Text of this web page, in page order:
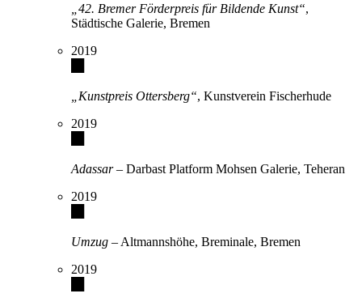
„42. Bremer Förderpreis für Bildende Kunst“,
Städtische Galerie, Bremen
2019
„Kunstpreis Ottersberg“, Kunstverein Fischerhude
2019
Adassar– Darbast Platform Mohsen Galerie, Teheran
2019
Umzug – Altmannshöhe, Breminale, Bremen
2019